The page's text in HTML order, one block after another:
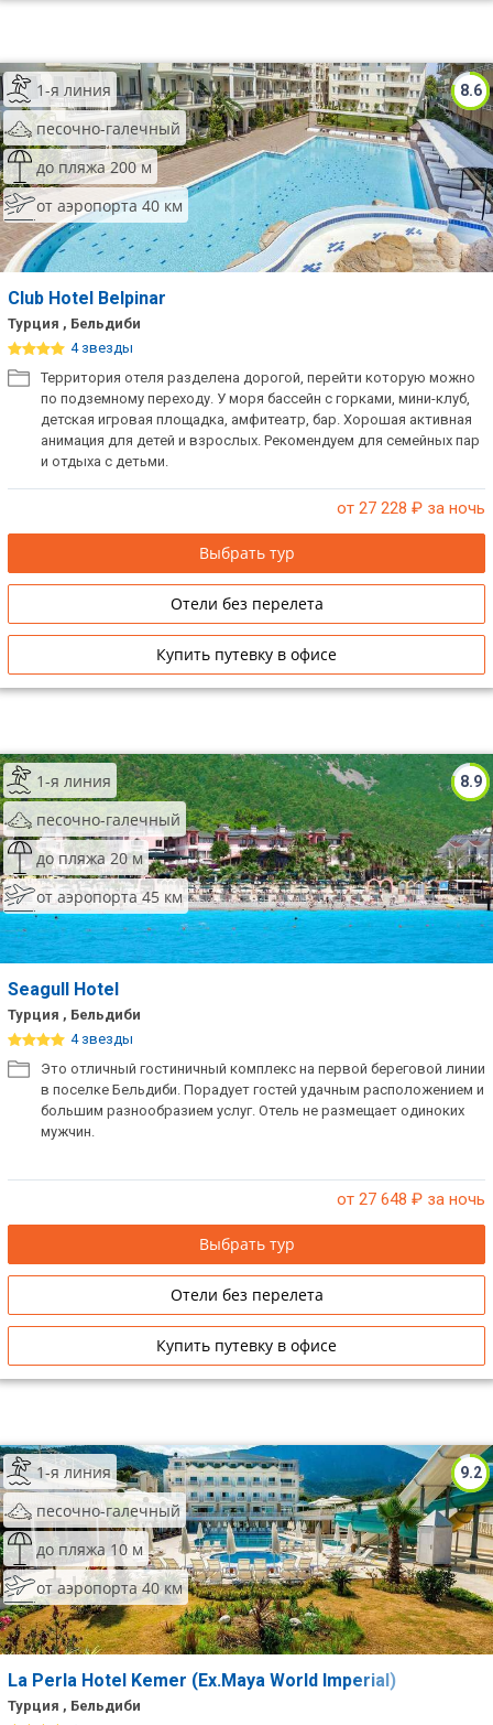
8.6
1-я линия
песочно-галечный
до пляжа 200 м
от аэропорта 40 км
Club Hotel Belpinar
Турция , Бельдиби
4 звезды
Территория отеля разделена дорогой, перейти которую можно
по подземному переходу. У моря бассейн с горками, мини-клуб,
детская игровая площадка, амфитеатр, бар. Хорошая активная
анимация для детей и взрослых. Рекомендуем для семейных пар
и отдыха с детьми.
от 27 228 ₽ за ночь
Выбрать тур
Отели без перелета
Купить путевку в офисе
8.9
1-я линия
песочно-галечный
до пляжа 20 м
от аэропорта 45 км
Seagull Hotel
Турция , Бельдиби
4 звезды
Это отличный гостиничный комплекс на первой береговой линии
в поселке Бельдиби. Порадует гостей удачным расположением и
большим разнообразием услуг. Отель не размещает одиноких
мужчин.
от 27 648 ₽ за ночь
Выбрать тур
Отели без перелета
Купить путевку в офисе
9.2
1-я линия
песочно-галечный
до пляжа 10 м
от аэропорта 40 км
La Perla Hotel Kemer (Ex.Maya World Imperial)
Турция , Бельдиби